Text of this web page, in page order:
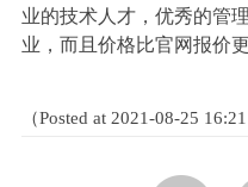
业的技术人才，优秀的管
业，而且价格比官网报价更
（Posted at 2021-08-25 16:21